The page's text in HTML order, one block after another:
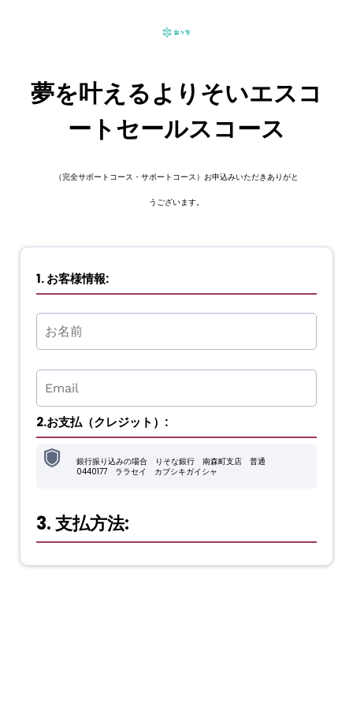
夢を叶えるよりそいエスコ
ートセールスコース
（完全サポートコース・サポートコース）お申込みいただきありがと
うございます。
1. お客様情報:
2.お支払（クレジット）:
銀行振り込みの場合 りそな銀行 南森町支店 普通
0440177 ララセイ カブシキガイシャ
3. 支払方法: